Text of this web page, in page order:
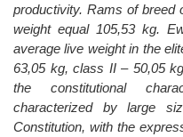
productivity. Rams of breed
weight equal 105,53 kg.
average live weight in the
63,05 kg, class II – 50,05
the constitutional
characterized by large
Constitution, with the